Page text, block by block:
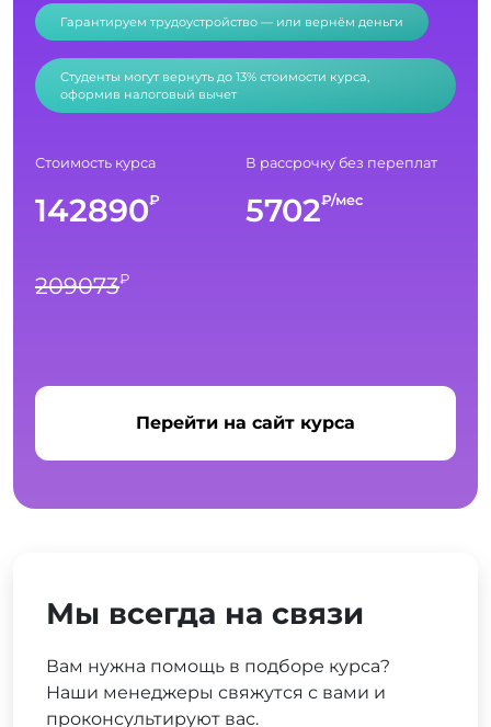
Гарантируем трудоустройство — или вернём деньги
Студенты могут вернуть до 13% стоимости курса,
оформив налоговый вычет
Стоимость курса
142890₽
209073₽
В рассрочку без переплат
5702₽/мес
Перейти на сайт курса
Мы всегда на связи
Вам нужна помощь в подборе курса?
Наши менеджеры свяжутся с вами и
проконсультируют вас.